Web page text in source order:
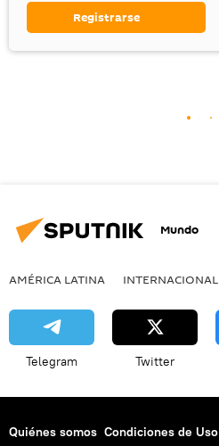
Registrarse
Mundo
AMÉRICA LATINA INTERNACIONAL
Telegram Twitter
Quiénes somos Condiciones de Uso